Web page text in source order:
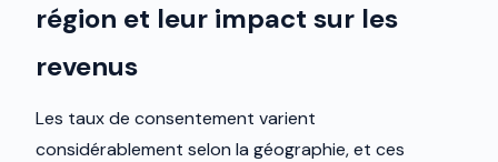
région et leur impact sur les
revenus
Les taux de consentement varient
considérablement selon la géographie, et ces